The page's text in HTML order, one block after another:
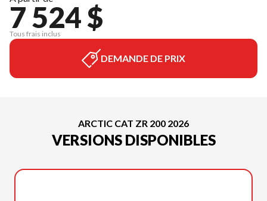
7 524 $
Tous frais inclus
DEMANDE DE PRIX
ARCTIC CAT ZR 200 2026
VERSIONS DISPONIBLES